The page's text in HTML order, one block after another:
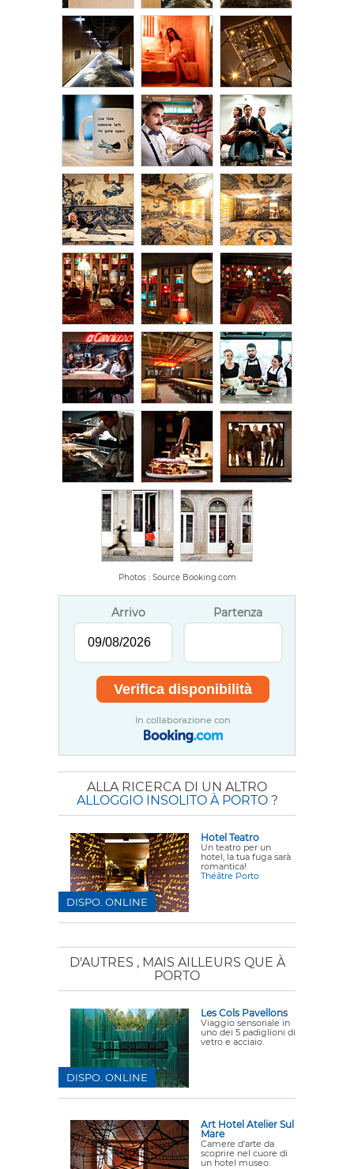
Photos : Source Booking.com
Arrivo Partenza
In collaborazione con
ALLA RICERCA DI UN ALTRO
ALLOGGIO INSOLITO À PORTO?
Hotel Teatro
Un teatro per un
hotel, la tua fuga sarà
romantica!
Théâtre Porto
DISPO. ONLINE
D'AUTRES , MAIS AILLEURS QUE À
PORTO
Les Cols Pavellons
Viaggio sensoriale in
uno dei 5 padiglioni di
vetro e acciaio.
DISPO. ONLINE
Art Hotel Atelier Sul
Mare
Camere d'arte da
scoprire nel cuore di
un hotel museo.